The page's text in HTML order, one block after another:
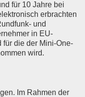
für 10 Jahre bei
erbrachten
und
in EU-
für die der Mini-One-
wird.
Im Rahmen der